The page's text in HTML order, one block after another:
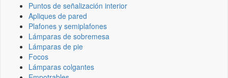
Puntos de señalización interior
Apliques de pared
Plafones y semiplafones
Lámparas de sobremesa
Lámparas de pie
Focos
Lámparas colgantes